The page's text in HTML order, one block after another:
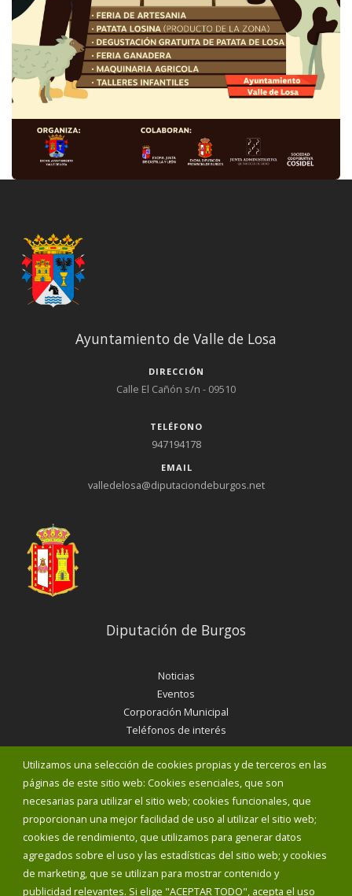
Utilizamos una selección de cookies propias y de terceros en las
páginas de este sitio web: Cookies esenciales, que son
necesarias para utilizar el sitio web; cookies funcionales, que
proporcionan una mejor facilidad de uso al utilizar el sitio web;
cookies de rendimiento, que utilizamos para generar datos
agregados sobre el uso y las estadísticas del sitio web; y cookies
de marketing, que se utilizan para mostrar contenido y
publicidad relevantes. Si elige "ACEPTAR TODO", acepta el uso
Ayuntamiento de Valle de Losa
DIRECCIÓN
Calle El Cañón s/n - 09510
TELÉFONO
947194178
EMAIL
valledelosa@diputaciondeburgos.net
Diputación de Burgos
Noticias
Eventos
Corporación Municipal
Teléfonos de interés
INICIAR SESIÓN
MAPA WEB